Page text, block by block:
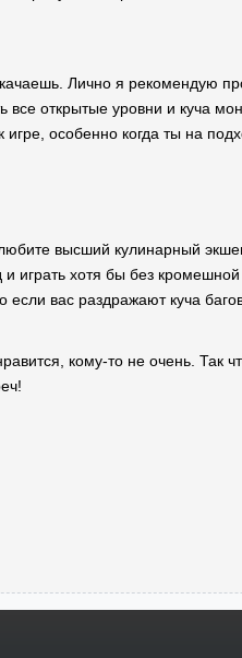
Лично я рекомендую
все открытые уровни и куча
особенно когда ты на
высший кулинарный
играть хотя бы без кромешной
вас раздражают куча
кому-то не очень. Так